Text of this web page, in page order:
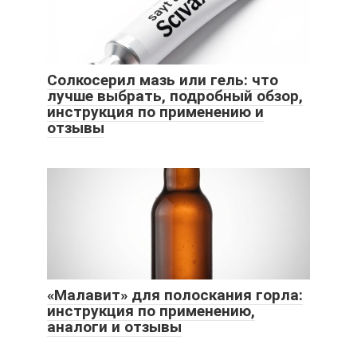
Солкосерил мазь или гель: что
лучше выбрать, подробный обзор,
инструкция по применению и
отзывы
«Малавит» для полоскания горла:
инструкция по применению,
аналоги и отзывы